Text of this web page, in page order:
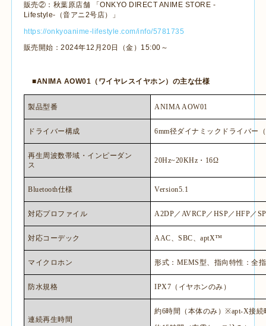
販売②：秋葉原店舗 「ONKYO DIRECT ANIME STORE -
Lifestyle- （音アニ2号店）」
https://onkyoanime-lifestyle.com/info/5781735
販売開始：2024年12 月20日（金） 15:00 ～
■ANIMA AOW01 （ワイヤレスイヤホン）の主な仕様
製品型番 ANIMA AOW01
ドライバー構成 6mm径ダイナミックドライバー（
再生周波数帯域・インピーダン
ス
20Hz~20KHz ・ 16Ω
Bluetooth仕様 Version5.1
対応プロファイル A2DP／ AVRCP／ HSP／ HFP／
対応コーデック AAC、SBC、aptX™
マイクロホン 形式： MEMS型、指向特性：全
防水規格 IPX7 （イヤホンのみ）
連続再生時間
約6時間（本体のみ）※apt-X接続